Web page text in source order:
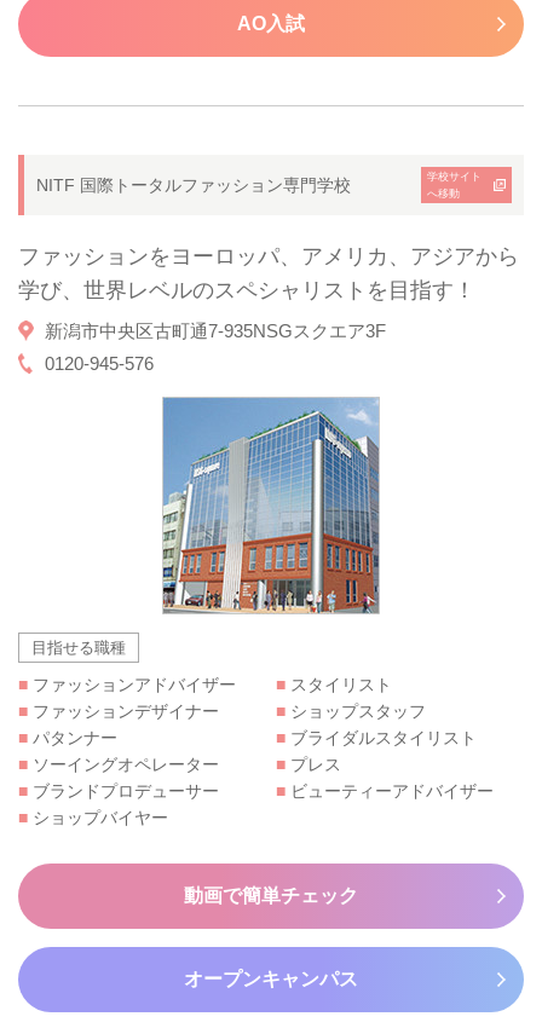
AO入試
NITF 国際トータルファッション専門学校
学校サイト
へ移動
ファッションをヨーロッパ、アメリカ、アジアから
学び、世界レベルのスペシャリストを目指す！
新潟市中央区古町通7-935NSGスクエア3F
0120-945-576
目指せる職種
■ ファッションアドバイザー
■ ファッションデザイナー
■ パタンナー
■ ソーイングオペレーター
■ ブランドプロデューサー
■ ショップバイヤー
■ スタイリスト
■ ショップスタッフ
■ ブライダルスタイリスト
■ プレス
■ ビューティーアドバイザー
動画で簡単チェック
オープンキャンパス